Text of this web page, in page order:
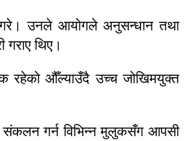
गरे। उनले आयोगले अनुसन्धान तथा
थिए।
रहेको औँल्याउँदै उच्च जोखिमयुक्त
संकलन गर्न विभिन्न मुलुकसँग आपसी